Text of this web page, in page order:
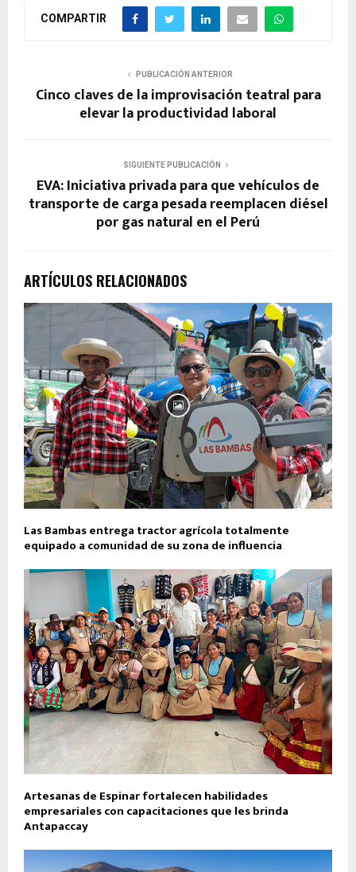
COMPARTIR
PUBLICACIÓN ANTERIOR
Cinco claves de la improvisación teatral para
elevar la productividad laboral
SIGUIENTE PUBLICACIÓN
EVA: Iniciativa privada para que vehículos de
transporte de carga pesada reemplacen diésel
por gas natural en el Perú
ARTÍCULOS RELACIONADOS
Las Bambas entrega tractor agrícola totalmente
equipado a comunidad de su zona de influencia
Artesanas de Espinar fortalecen habilidades
empresariales con capacitaciones que les brinda
Antapaccay